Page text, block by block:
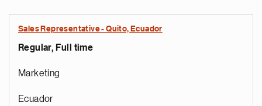
Sales Representative - Quito, Ecuador
Regular, Full time
Marketing
Ecuador